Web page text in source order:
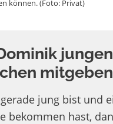
können. (Foto: Privat)
jungen
jung bist und
bekommen hast,